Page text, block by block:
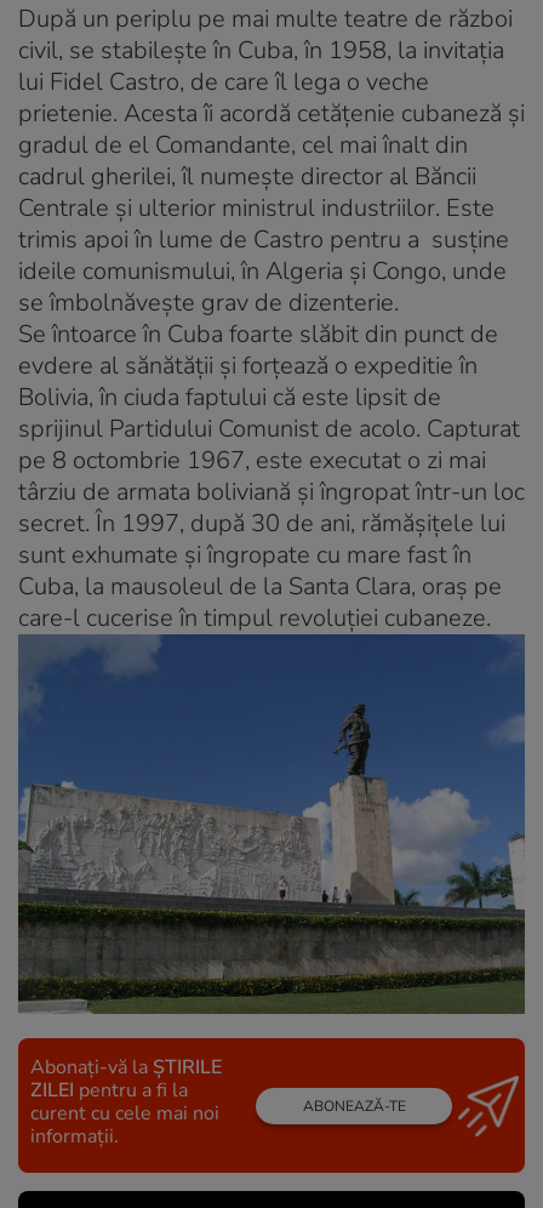
După un periplu pe mai multe teatre de război
civil, se stabilește în Cuba, în 1958, la invitaţia
lui Fidel Castro, de care îl lega o veche
prietenie. Acesta îi acordă cetăţenie cubaneză și
gradul de el Comandante, cel mai înalt din
cadrul gherilei, îl numește director al Băncii
Centrale și ulterior ministrul industriilor. Este
trimis apoi în lume de Castro pentru a susţine
ideile comunismului, în Algeria și Congo, unde
se îmbolnăvește grav de dizenterie.
Se întoarce în Cuba foarte slăbit din punct de
evdere al sănătăţii și forţează o expeditie în
Bolivia, în ciuda faptului că este lipsit de
sprijinul Partidului Comunist de acolo. Capturat
pe 8 octombrie 1967, este executat o zi mai
târziu de armata boliviană și îngropat într-un loc
secret. În 1997, după 30 de ani, rămășiţele lui
sunt exhumate și îngropate cu mare fast în
Cuba, la mausoleul de la Santa Clara, oraș pe
care-l cucerise în timpul revoluţiei cubaneze.
Abonați-vă la ȘTIRILE
ZILEI pentru a fi la
curent cu cele mai noi
informații.
ABONEAZĂ-TE